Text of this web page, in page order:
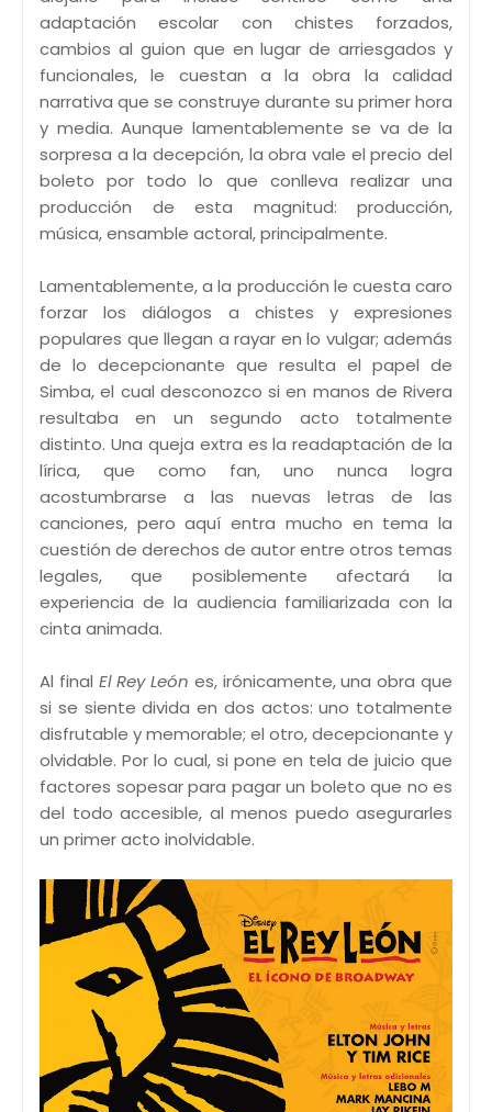
adaptación escolar con chistes forzados,
cambios al guion que en lugar de arriesgados y
funcionales, le cuestan a la obra la calidad
narrativa que se construye durante su primer hora
y media. Aunque lamentablemente se va de la
sorpresa a la decepción, la obra vale el precio del
boleto por todo lo que conlleva realizar una
producción de esta magnitud: producción,
música, ensamble actoral, principalmente.
Lamentablemente, a la producción le cuesta caro
forzar los diálogos a chistes y expresiones
populares que llegan a rayar en lo vulgar; además
de lo decepcionante que resulta el papel de
Simba, el cual desconozco si en manos de Rivera
resultaba en un segundo acto totalmente
distinto. Una queja extra es la readaptación de la
lírica, que como fan, uno nunca logra
acostumbrarse a las nuevas letras de las
canciones, pero aquí entra mucho en tema la
cuestión de derechos de autor entre otros temas
legales, que posiblemente afectará la
experiencia de la audiencia familiarizada con la
cinta animada.
Al final El Rey León es, irónicamente, una obra que
si se siente divida en dos actos: uno totalmente
disfrutable y memorable; el otro, decepcionante y
olvidable. Por lo cual, si pone en tela de juicio que
factores sopesar para pagar un boleto que no es
del todo accesible, al menos puedo asegurarles
un primer acto inolvidable.